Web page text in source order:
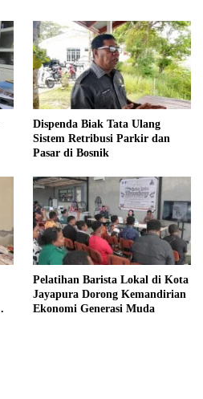
Dispenda Biak Tata Ulang
Sistem Retribusi Parkir dan
Pasar di Bosnik
Pelatihan Barista Lokal di Kota
Jayapura Dorong Kemandirian
Ekonomi Generasi Muda